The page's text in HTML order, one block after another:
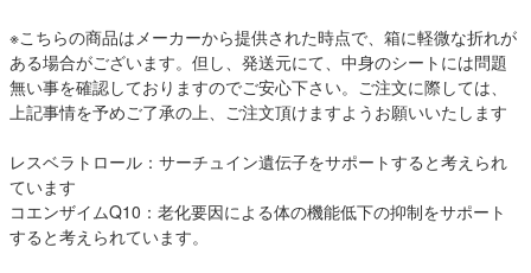
※こちらの商品はメーカーから提供された時点で、箱に軽微な折れが
ある場合がございます。但し、発送元にて、中身のシートには問題
無い事を確認しておりますのでご安心下さい。ご注文に際しては、
上記事情を予めご了承の上、ご注文頂けますようお願いいたします
レスベラトロール：サーチュイン遺伝子をサポートすると考えられ
ています
コエンザイムQ10：老化要因による体の機能低下の抑制をサポート
すると考えられています。